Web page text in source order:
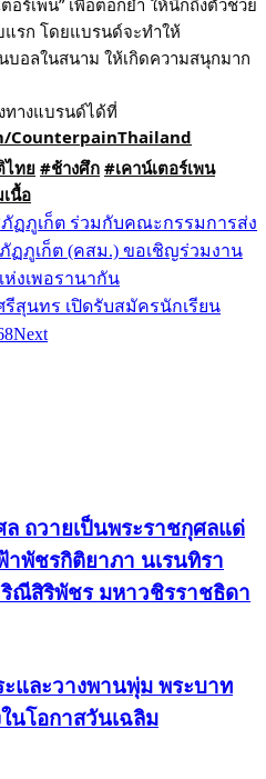
แรก โดยแบรนด์จะทำให้
บอลในสนาม ให้เกิดความสนุกมาก
ทางแบรนด์ได้ที่
CounterpainThailand
ทย #ช้างศึก #เคาน์เตอร์เพน
นื้อ
ฏภูเก็ต ร่วมกับคณะกรรมการส่ง
ฏภูเก็ต (คสม.) ขอเชิญร่วมงาน
งเพอรานากัน
สุนทร เปิดรับสมัครนักเรียน
Next
ถวายเป็นพระราชกุศลแด่
าพัชรกิติยาภา นเรนทิรา
ณีสิริพัชร มหาวชิรราชธิดา
และวางพานพุ่ม พระบาท
นโอกาสวันเฉลิม